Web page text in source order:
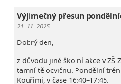
Výjimečný přesun
21. 11. 2025
Dobrý den,
z důvodu jiné školní akce v ZŠ
tamní tělocvičnu. Pondělní
Kouřimi, v čase 16:40–17:45.